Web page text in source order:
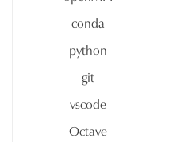
conda
python
git
vscode
Octave